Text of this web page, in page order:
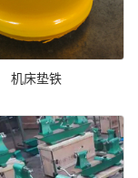
机床垫铁